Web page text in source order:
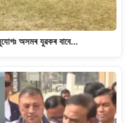
অসমৰ যুৱকৰ বাবে…